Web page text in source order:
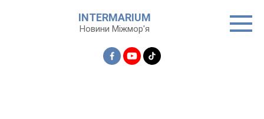
INTERMARIUM
Новини Міжмор'я